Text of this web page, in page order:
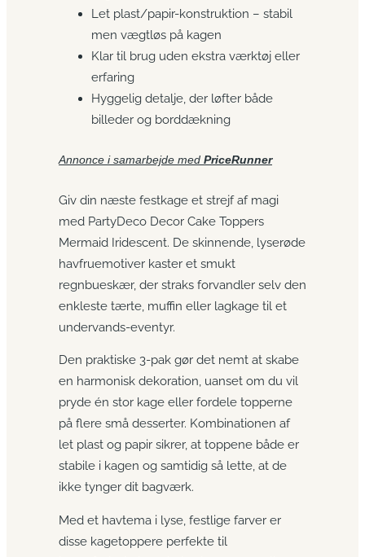
Let plast/papir-konstruktion – stabil
men vægtløs på kagen
Klar til brug uden ekstra værktøj eller
erfaring
Hyggelig detalje, der løfter både
billeder og borddækning
Annonce i samarbejde med PriceRunner
Giv din næste festkage et strejf af magi
med PartyDeco Decor Cake Toppers
Mermaid Iridescent. De skinnende, lyserøde
havfruemotiver kaster et smukt
regnbueskær, der straks forvandler selv den
enkleste tærte, muffin eller lagkage til et
undervands-eventyr.
Den praktiske 3-pak gør det nemt at skabe
en harmonisk dekoration, uanset om du vil
pryde én stor kage eller fordele topperne
på flere små desserter. Kombinationen af
let plast og papir sikrer, at toppene både er
stabile i kagen og samtidig så lette, at de
ikke tynger dit bagværk.
Med et havtema i lyse, festlige farver er
disse kagetoppere perfekte til